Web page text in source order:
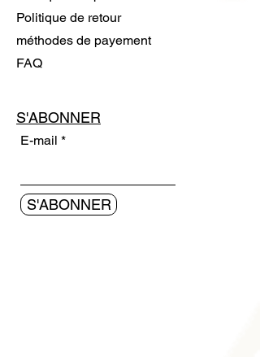
Politique de retour
méthodes de payement
FAQ
S'ABONNER
E-mail
S'ABONNER